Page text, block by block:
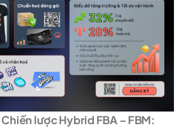
lược Hybrid FBA – FBM: